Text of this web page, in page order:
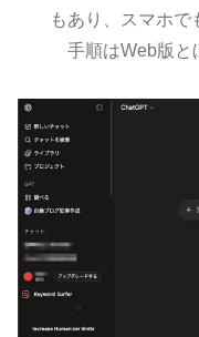
もあり、スマホで
手順はWeb版と